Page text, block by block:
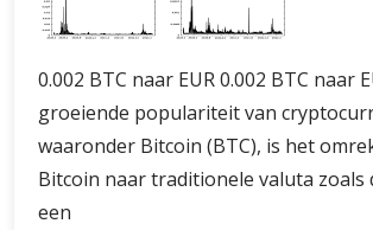
0.002 BTC naar EUR 0.002 BTC naar
groeiende populariteit van
waaronder Bitcoin (BTC), is het
Bitcoin naar traditionele valuta zoals
een